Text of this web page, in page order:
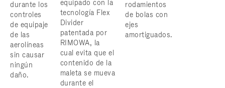
durante los
controles
de equipaje
de las
aerolíneas
sin causar
ningún
daño.
equipado con la
tecnología Flex
Divider
patentada por
RIMOWA, la
cual evita que el
contenido de la
maleta se mueva
durante el
rodamientos
de bolas con
ejes
amortiguados.